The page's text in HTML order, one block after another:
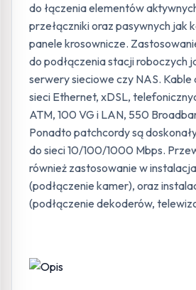
do łączenia elementów
przełączniki oraz pasywnych jak
panele krosownicze.
do podłączenia stacji roboczych
serwery sieciowe czy NAS.
sieci Ethernet, xDSL,
ATM, 100 VG i LAN, 550
Ponadto patchcordy są
do sieci 10/100/1000 Mbps.
również zastosowanie w
(podłączenie kamer), oraz
(podłączenie dekoderów,